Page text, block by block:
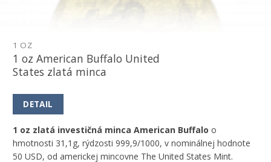
1 OZ
1 oz American Buffalo United
States zlatá minca
DETAIL
1 oz zlatá investičná minca American Buffalo o
hmotnosti 31,1g, rýdzosti 999,9/1000, v nominálnej hodnote
50 USD, od americkej mincovne The United States Mint.